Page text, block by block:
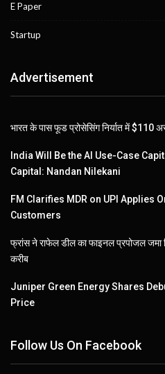
E Paper
Startup
Advertisement
भारत के पास फूड प्रोसेसिंग निर्यात में $110
India Will Be the AI Use-Case
Capital: Nandan Nilekani
FM Clarifies MDR on UPI Applies
Customers
फ्रांस ने राफेल डील का फाइनल प्रपोजल जमा
करीब
Juniper Green Energy Shares
Price
Follow Us On Facebook